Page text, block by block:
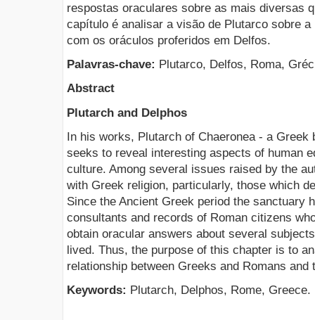
respostas oraculares sobre as mais diversas
capítulo é analisar a visão de Plutarco sobre
com os oráculos proferidos em Delfos.
Palavras-chave: Plutarco, Delfos, Roma,
Abstract
Plutarch and Delphos
In his works, Plutarch of Chaeronea - a Greek
seeks to reveal interesting aspects of human
culture. Among several issues raised by the
with Greek religion, particularly, those which
Since the Ancient Greek period the sanctuary
consultants and records of Roman citizens
obtain oracular answers about several
lived. Thus, the purpose of this chapter is to
relationship between Greeks and Romans and
Keywords: Plutarch, Delphos, Rome, Greece.